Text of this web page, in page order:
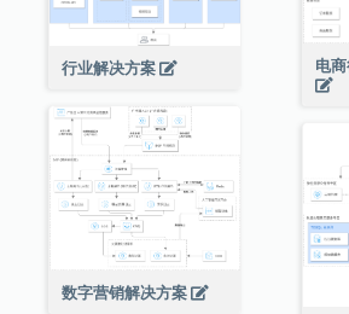
行业解决方案 电
数字营销解决方案